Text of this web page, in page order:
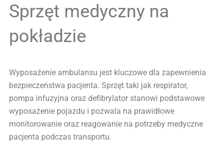
Sprzęt medyczny na
pokładzie
Wyposażenie ambulansu jest kluczowe dla zapewnienia
bezpieczeństwa pacjenta. Sprzęt taki jak respirator,
pompa infuzyjna oraz defibrylator stanowi podstawowe
wyposażenie pojazdu i pozwala na prawidłowe
monitorowanie oraz reagowanie na potrzeby medyczne
pacjenta podczas transportu.